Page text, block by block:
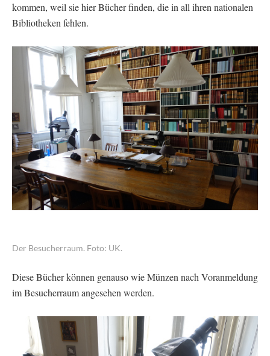
kommen, weil sie hier Bücher finden, die in all ihren nationalen
Bibliotheken fehlen.
Der Besucherraum. Foto: UK.
Diese Bücher können genauso wie Münzen nach Voranmeldung
im Besucherraum angesehen werden.